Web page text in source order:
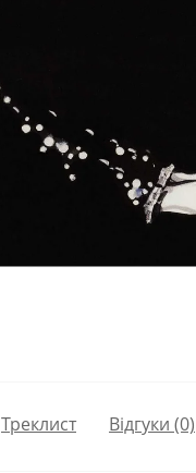
Треклист Відгуки (0)